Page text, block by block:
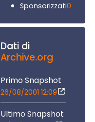
Sponsorizzati0
Dati di
Archive.org
Primo Snapshot
26/08/2001 12:09
Ultimo Snapshot